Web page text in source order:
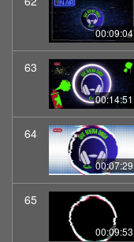
00:09:04
63
00:14:51
64
00:07:29
65
00:09:53